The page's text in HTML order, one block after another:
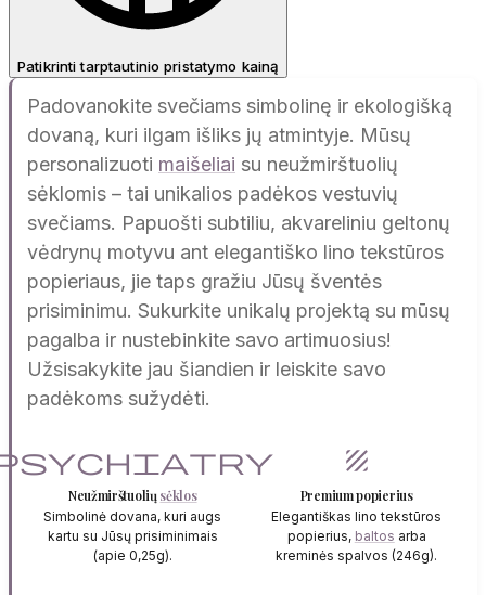
Patikrinti tarptautinio pristatymo kainą
Padovanokite svečiams simbolinę ir ekologišką
dovaną, kuri ilgam išliks jų atmintyje. Mūsų
personalizuoti maišeliai su neužmirštuolių
sėklomis – tai unikalios padėkos vestuvių
svečiams. Papuošti subtiliu, akvareliniu geltonų
vėdrynų motyvu ant elegantiško lino tekstūros
popieriaus, jie taps gražiu Jūsų šventės
prisiminimu. Sukurkite unikalų projektą su mūsų
pagalba ir nustebinkite savo artimuosius!
Užsisakykite jau šiandien ir leiskite savo
padėkoms sužydėti.
Neužmirštuoliųsėklos
Simbolinė dovana, kuri augs
kartu su Jūsų prisiminimais
(apie 0,25g).
texture
Premium popierius
Elegantiškas lino tekstūros
popierius, baltos arba
kreminės spalvos (246g).